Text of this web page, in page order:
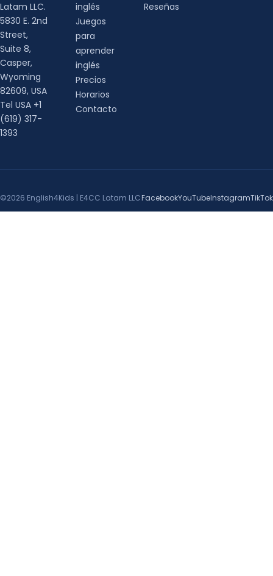
Latam LLC.
5830 E. 2nd
Street,
Suite 8,
Casper,
Wyoming
82609, USA
Tel USA +1
(619) 317-
1393
inglés
Juegos
para
aprender
inglés
Precios
Horarios
Contacto
Reseñas
©2026 English4Kids | E4CC Latam LLCFacebookYouTubeInstagramTikTok